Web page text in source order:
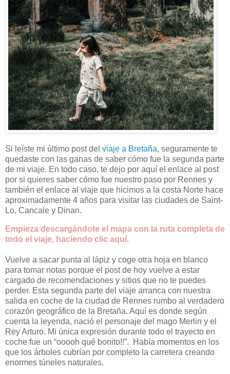
Si leíste mi último post del viaje a Bretaña, seguramente te
quedaste con las ganas de saber cómo fue la segunda parte
de mi viaje. En todo caso, te dejo por aquí el enlace al post
por si quieres saber cómo fue nuestro paso por Rennes y
también el enlace al viaje que hicimos a la costa Norte hace
aproximadamente 4 años para visitar las ciudades de Saint-
Lo, Cancale y Dinan.
Empieza descargándote el mapa con la ruta completa de
todo el viaje, haciendo clic aquí.
Vuelve a sacar punta al lápiz y coge otra hoja en blanco
para tomar notas porque el post de hoy vuelve a estar
cargado de recomendaciones y sitios que no te puedes
perder. Esta segunda parte del viaje arranca con nuestra
salida en coche de la ciudad de Rennes rumbo al verdadero
corazón geográfico de la Bretaña. Aquí es donde según
cuenta la leyenda, nació el personaje del mago Merlin y el
Rey Arturo. Mi única expresión durante todo el trayecto en
coche fue un “ooooh qué bonito!!”. Había momentos en los
que los árboles cubrían por completo la carretera creando
enormes túneles naturales.